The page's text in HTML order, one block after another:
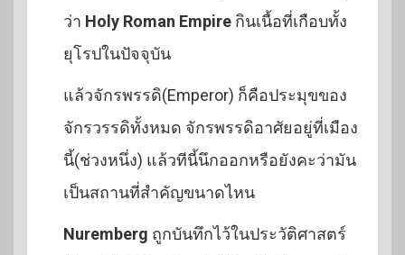
ว่า Holy Roman Empire กินเนื้อที่เกือบทั้ง
ยุโรปในปัจจุบัน
แล้วจักรพรรดิ(Emperor) ก็คือประมุขของ
จักรวรรดิทั้งหมด จักรพรรดิอาศัยอยู่ที่เมือง
นี้(ช่วงหนึ่ง) แล้วทีนี้นึกออกหรือยังคะว่ามัน
เป็นสถานที่สำคัญขนาดไหน
Nuremberg ถูกบันทึกไว้ในประวัติศาสตร์